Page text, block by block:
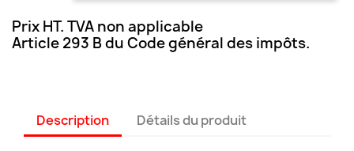
Prix HT. TVA non applicable
Article 293 B du Code général des impôts.
Description Détails du produit